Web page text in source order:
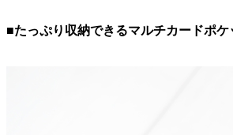
■たっぷり収納できるマルチカードポケ